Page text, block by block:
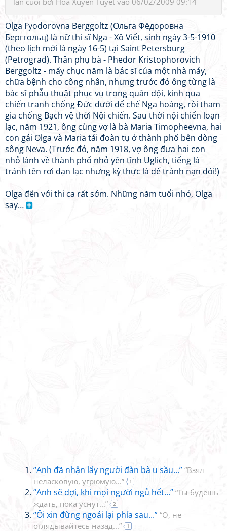
Olga Fyodorovna Berggoltz (Ольга Фёдоровна
Берггольц) là nữ thi sĩ Nga - Xô Viết, sinh ngày 3-5-1910
(theo lịch mới là ngày 16-5) tại Saint Petersburg
(Petrograd). Thân phụ bà - Phedor Kristophorovich
Berggoltz - mấy chục năm là bác sĩ của một nhà máy,
chữa bệnh cho công nhân, nhưng trước đó ông từng là
bác sĩ phẫu thuật phục vụ trong quân đội, kinh qua
chiến tranh chống Đức dưới đế chế Nga hoàng, rồi tham
gia chống Bạch vệ thời Nội chiến. Sau thời nội chiến loạn
lạc, năm 1921, ông cùng vợ là bà Maria Timopheevna, hai
con gái Olga và Maria tái đoàn tụ ở thành phố bên dòng
sông Neva. (Trước đó, năm 1918, vợ ông đưa hai con
nhỏ lánh về thành phố nhỏ yên tĩnh Uglich, tiếng là
tránh tên rơi đạn lạc nhưng kỳ thực là để tránh nạn đói!)
Olga đến với thi ca rất sớm. Những năm tuổi nhỏ, Olga
say…
“Anh đã nhận lấy người đàn bà u sầu...” “Взял
неласковую, угрюмую...”
1
“Anh sẽ đợi, khi mọi người ngủ hết...” “Ты будешь
ждать, пока уснут...”
2
“Ôi xin đừng ngoái lại phía sau...” “О, не
оглядывайтесь назад...”
1